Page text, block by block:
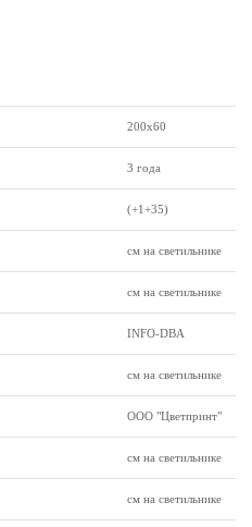
200х60
3 года
(+1+35)
см на светильнике
см на светильнике
INFO-DBA
см на светильнике
ООО "Цветпринт"
см на светильнике
см на светильнике